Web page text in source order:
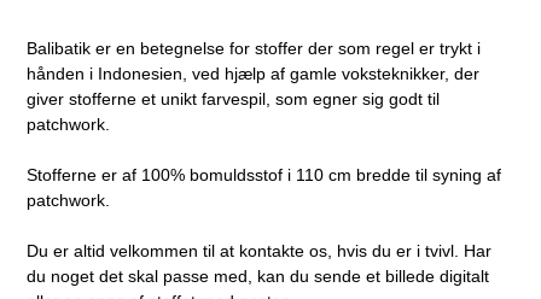
Balibatik er en betegnelse for stoffer der som regel er trykt i
hånden i Indonesien, ved hjælp af gamle voksteknikker, der
giver stofferne et unikt farvespil, som egner sig godt til
patchwork.
Stofferne er af 100% bomuldsstof i 110 cm bredde til syning af
patchwork.
Du er altid velkommen til at kontakte os, hvis du er i tvivl. Har
du noget det skal passe med, kan du sende et billede digitalt